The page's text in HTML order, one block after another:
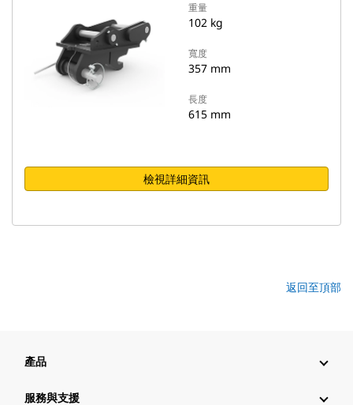
重量
102 kg
寬度
357 mm
長度
615 mm
檢視詳細資訊
返回至頂部
產品
服務與支援